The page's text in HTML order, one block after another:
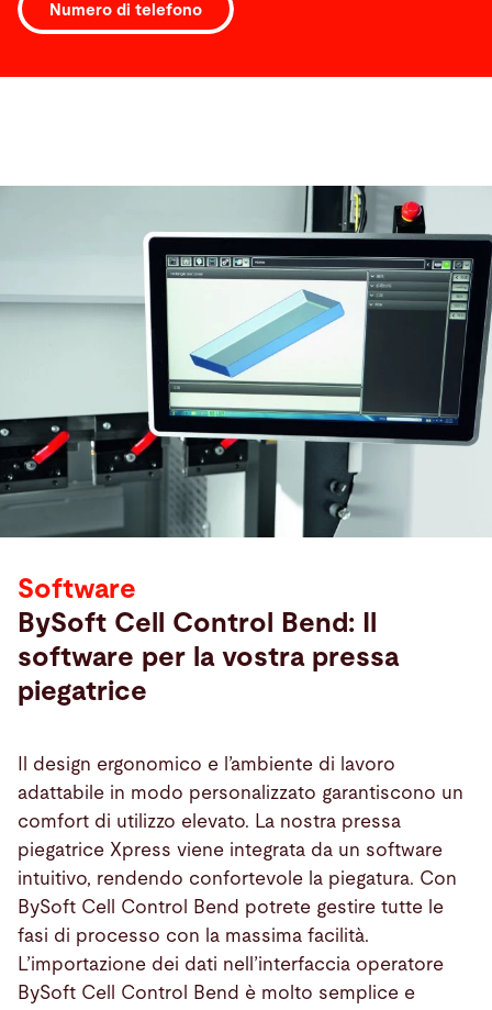
Numero di telefono
Software
BySoft Cell Control Bend: Il
software per la vostra pressa
piegatrice
Il design ergonomico e l’ambiente di lavoro
adattabile in modo personalizzato garantiscono un
comfort di utilizzo elevato. La nostra pressa
piegatrice Xpress viene integrata da un software
intuitivo, rendendo confortevole la piegatura. Con
BySoft Cell Control Bend potrete gestire tutte le
fasi di processo con la massima facilità.
L’importazione dei dati nell’interfaccia operatore
BySoft Cell Control Bend è molto semplice e